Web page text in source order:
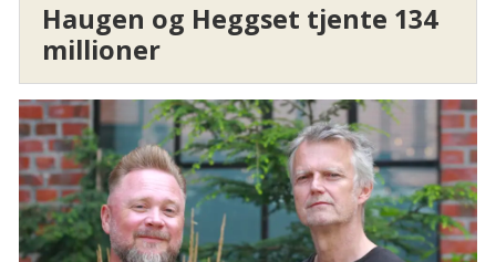
Haugen og Heggset tjente 134
millioner